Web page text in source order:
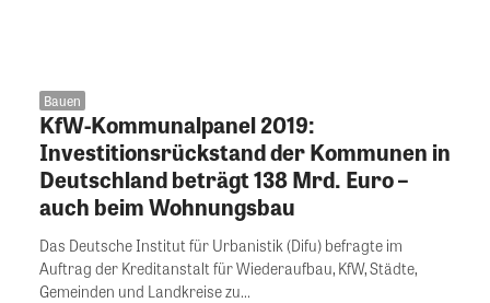
Bauen
KfW-Kommunalpanel 2019:
Investitionsrückstand der Kommunen in
Deutschland beträgt 138 Mrd. Euro –
auch beim Wohnungsbau
Das Deutsche Institut für Urbanistik (Difu) befragte im
Auftrag der Kreditanstalt für Wiederaufbau, KfW, Städte,
Gemeinden und Landkreise zu...